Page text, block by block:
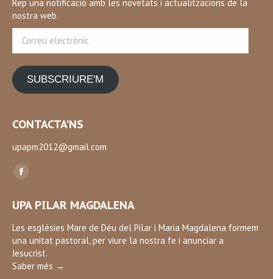
Rep una notificació amb les novetats i actualitzacions de la
nostra web.
electrònic
SUBSCRIURE'M
CONTACTA’NS
upapm2012@gmail.com
Find us on:
Facebook
opens
in
new
window
UPA PILAR MAGDALENA
Les esglésies Mare de Déu del Pilar i Maria Magdalena formem
una unitat pastoral, per viure la nostra fe i anunciar a
Jesucrist.
Saber més →